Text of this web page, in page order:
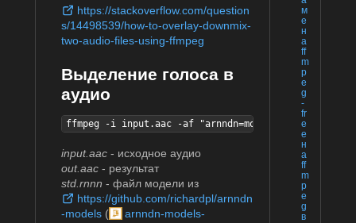
м
е
н
а
ff
m
p
e
g
-
fr
e
e
н
а
ff
m
p
e
g
в
https://stackoverflow.com/question
s/14498539/how-to-overlay-downmix-
two-audio-files-using-ffmpeg
Выделение голоса в
аудио
ffmpeg -i input.aac -af
input.aac - исходное аудио
out.aac - результат
std.rnnn - файл модели из
https://github.com/richardpl/arnndn
-models (
arnndn-models-